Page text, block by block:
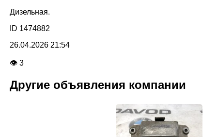
Дизельная.
ID 1474882
26.04.2026 21:54
👁 3
Другие объявления компании